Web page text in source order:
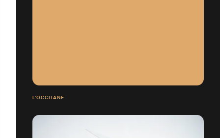
L'OCCITANE